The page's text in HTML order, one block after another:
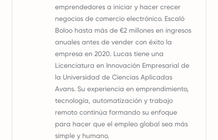
emprendedores a iniciar y hacer crecer
negocios de comercio electrónico. Escaló
Boloo hasta más de €2 millones en ingresos
anuales antes de vender con éxito la
empresa en 2020. Lucas tiene una
Licenciatura en Innovación Empresarial de
la Universidad de Ciencias Aplicadas
Avans. Su experiencia en emprendimiento,
tecnología, automatización y trabajo
remoto continúa formando su enfoque
para hacer que el empleo global sea más
simple y humano.